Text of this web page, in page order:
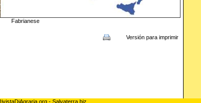
Fabrianese
Versión para imprimir
- Salvaterra.biz